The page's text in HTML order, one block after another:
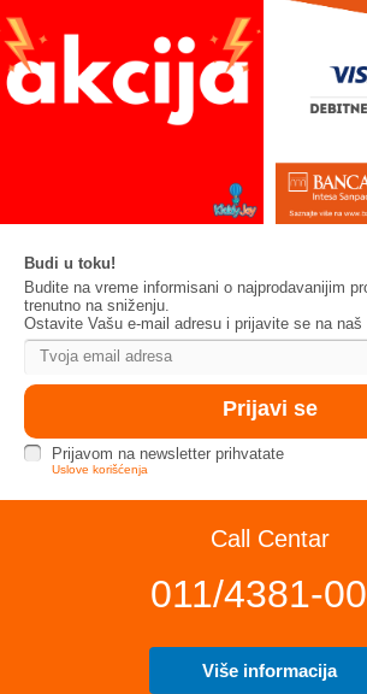
Budi u toku!
Budite na vreme informisani o najprodavanijim
trenutno na sniženju.
Ostavite Vašu e-mail adresu i prijavite se na naš
Prijavom na newsletter prihvatate
Uslove korišćenja
Call Centar
011/4381-
Više informacija